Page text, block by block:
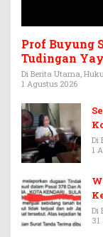
Prof Buyung
Tudingan
Rp3,6 Miliar
Di Berita Utama,
1 Agustus 2026
Di
1
Di